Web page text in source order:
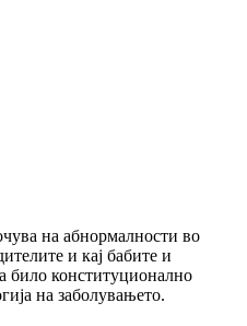
на абнормалности во
и кај бабите и
било конституционално
на заболувањето.